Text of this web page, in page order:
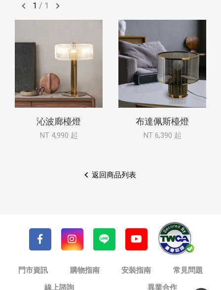
1 / 1
沁波廊檯燈
NT 4,990 起
布達佩斯檯燈
NT 6,390 起
返回商品列表
門市資訊 購物指南 安裝指南
常見問題
線上諮詢
異業合作